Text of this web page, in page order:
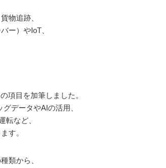
物追跡、
ー）やIoT、
項目を加筆しました。
データやAIの活用、
転など、
す。
類から、